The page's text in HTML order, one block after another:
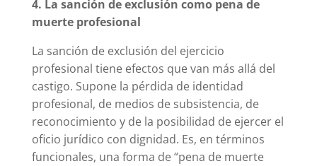
4. La sanción de exclusión como pena de
muerte profesional
La sanción de exclusión del ejercicio
profesional tiene efectos que van más allá del
castigo. Supone la pérdida de identidad
profesional, de medios de subsistencia, de
reconocimiento y de la posibilidad de ejercer el
oficio jurídico con dignidad. Es, en términos
funcionales, una forma de “pena de muerte